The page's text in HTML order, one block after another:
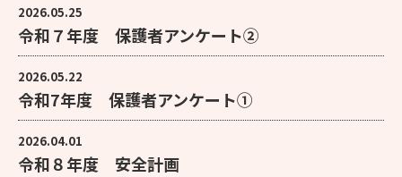
2026.05.25
令和７年度 保護者アンケート②
2026.05.22
令和7年度 保護者アンケート①
2026.04.01
令和８年度 安全計画